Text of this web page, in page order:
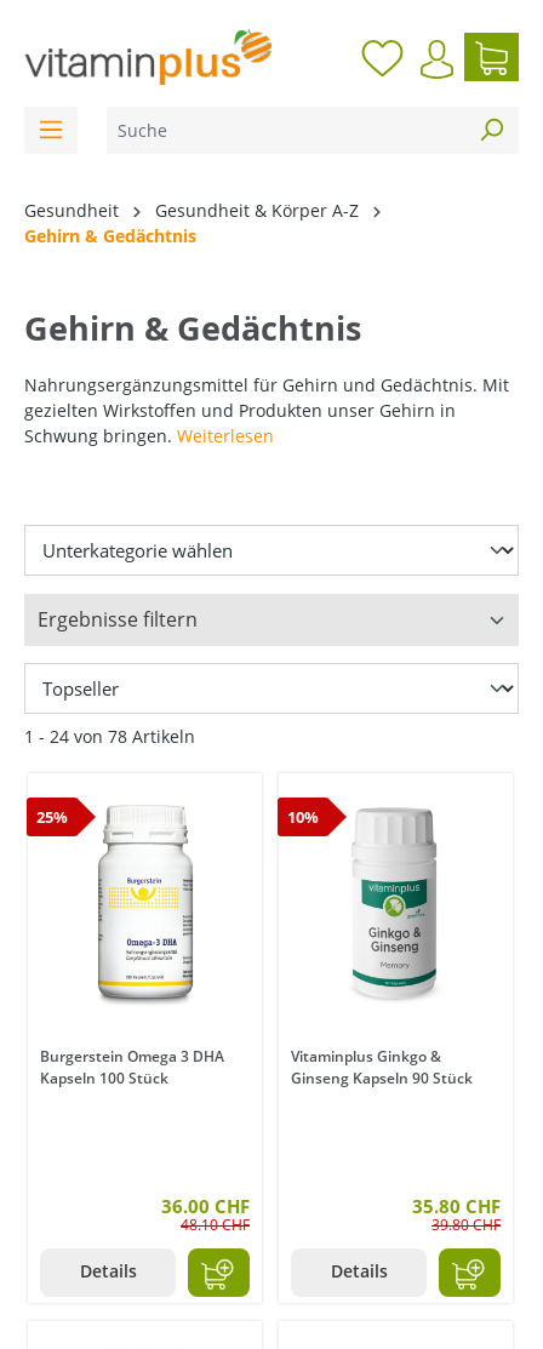
Gesundheit
Gesundheit & Körper A-Z
Gehirn & Gedächtnis
Gehirn & Gedächtnis
Nahrungsergänzungsmittel für Gehirn und Gedächtnis. Mit
gezielten Wirkstoffen und Produkten unser Gehirn in
Schwung bringen. Weiterlesen
Ergebnisse filtern
1 - 24 von 78 Artikeln
25%
Burgerstein Omega 3 DHA
Kapseln 100 Stück
36.00 CHF
48.10 CHF
Details
10%
Vitaminplus Ginkgo &
Ginseng Kapseln 90 Stück
35.80 CHF
39.80 CHF
Details